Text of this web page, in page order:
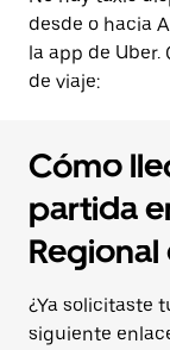
desde o hacia
la app de Uber.
de viaje:
Cómo
partida
Regional
¿Ya solicitaste
siguiente